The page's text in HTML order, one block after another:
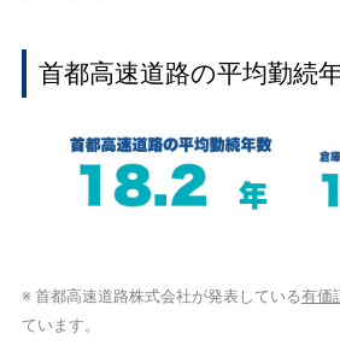
首都高速道路の平均勤続
※ 首都高速道路株式会社が発表している有価
ています。